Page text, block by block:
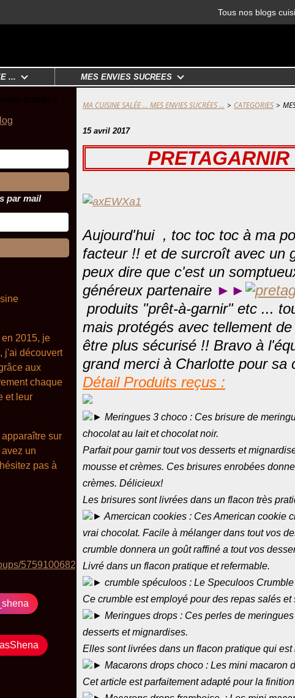
Tous nos blogs
... MES ENVIES SUCRÉES
par mail
2015, je
j'ai découvert
aux
chaque
et leur
sur
un
pas à
575910068229424/
MA CUISINE SALÉE ... MES ENVIES SUCRÉES ... > CATEGORIES >
15 avril 2017
Aujourd'hui , toc toc toc à ma
facteur !! et de surcroît avec un
peux dire que c'est un
généreux partenaire ►►
produits "prêt-à-garnir" etc ...
mais protégés avec tellement
être plus sécurisé !! Bravo à
grand merci à Charlotte pour sa
Détail Produits reçus :
► Meringues 3 choco : Ces brisure de
chocolat au lait et chocolat noir.
Parfait pour garnir tout vos desserts et
mousse et crèmes. Ces brisures enrobées
crèmes. Délicieux!
Les brisures sont livrées dans un flacon très
► Amercican cookies : Ces American cookie
vrai chocolat. Facile à mélanger dans tout vos
crumble donnera un goût raffiné a tout vos
Livré dans un flacon pratique et refermable.
► crumble spéculoos : Le Speculoos
Ce crumble est employé pour des repas salés et
► Meringues drops : Ces perles de
desserts et mignardises.
Elles sont livrées dans un flacon pratique qui
► Macarons drops choco : Les mini macaron
Cet article est parfaitement adapté pour la